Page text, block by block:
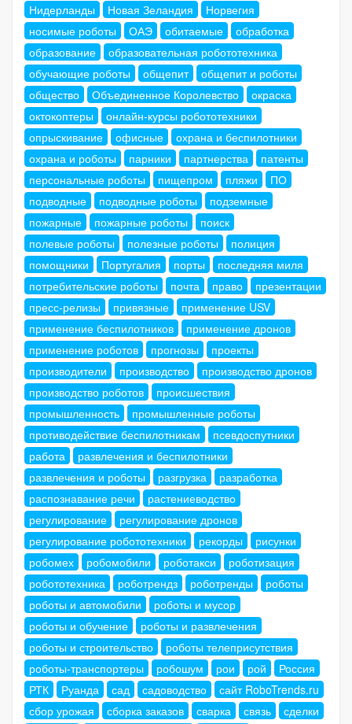
Нидерланды
Новая Зеландия
Норвегия
носимые роботы
ОАЭ обитаемые
обработка
образование
образовательная робототехника
обучающие роботы
общепит
общепит и роботы
общество
Объединенное Королевство
окраска
октокоптеры
онлайн-курсы робототехники
опрыскивание
офисные
охрана и беспилотники
охрана и роботы
парники партнерства
патенты
персональные роботы
пищепром пляжи
ПО
подводные
подводные роботы
подземные
пожарные
пожарные роботы
поиск
полевые роботы
полезные роботы
полиция
помощники
Португалия порты
последняя миля
потребительские роботы
почта право
презентации
пресс-релизы
привязные
применение USV
применение беспилотников
применение дронов
применение роботов
прогнозы
проекты
производители
производство
производство дронов
производство роботов
происшествия
промышленность
промышленные роботы
противодействие беспилотникам
псевдоспутники
работа
развлечения и беспилотники
развлечения и роботы
разгрузка
разработка
распознавание речи
растениеводство
регулирование
регулирование дронов
регулирование робототехники
рекорды
рисунки
робомех
робомобили роботакси
роботизация
робототехника
роботрендз роботренды
роботы
роботы и автомобили
роботы и мусор
роботы и обучение
роботы и развлечения
роботы и строительство
роботы телеприсутствия
роботы-транспортеры
робошум рои рой
Россия
РТК
Руанда сад садоводство
сайт RoboTrends.ru
сбор урожая
сборка заказов сварка связь
сделки